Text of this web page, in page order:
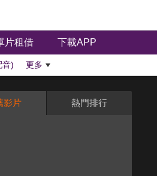
片租借 下載APP
音) 更多
影片 熱門排行